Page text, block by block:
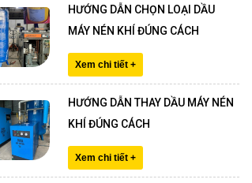
HƯỚNG DẪN CHỌN LOẠI DẦU
MÁY NÉN KHÍ ĐÚNG CÁCH
Xem chi tiết +
HƯỚNG DẪN THAY DẦU MÁY NÉN
KHÍ ĐÚNG CÁCH
Xem chi tiết +